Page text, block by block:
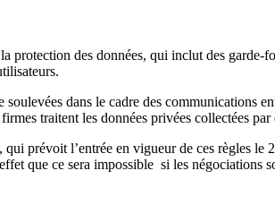
des données, qui inclut des
dans le cadre des communications
traitent les données privées collectées
prévoit l’entrée en vigueur de ces règles
que ce sera impossible si les négociations